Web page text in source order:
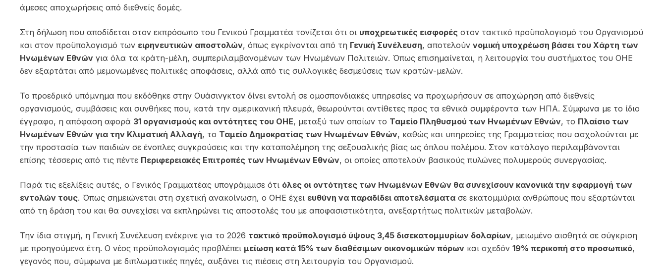
άμεσες αποχωρήσεις από διεθνείς δομές.
Στη δήλωση που αποδίδεται στον εκπρόσωπο του Γενικού Γραμματέα τονίζεται ότι οι υποχρεωτικές εισφορές στον τακτικό προϋπολογισμό του Οργανισμού
και στον προϋπολογισμό των ειρηνευτικών αποστολών, όπως εγκρίνονται από τη Γενική Συνέλευση, αποτελούν νομική υποχρέωση βάσει του Χάρτη των
Ηνωμένων Εθνών για όλα τα κράτη-μέλη, συμπεριλαμβανομένων των Ηνωμένων Πολιτειών. Όπως επισημαίνεται, η λειτουργία του συστήματος του ΟΗΕ
δεν εξαρτάται από μεμονωμένες πολιτικές αποφάσεις, αλλά από τις συλλογικές δεσμεύσεις των κρατών-μελών.
Το προεδρικό υπόμνημα που εκδόθηκε στην Ουάσινγκτον δίνει εντολή σε ομοσπονδιακές υπηρεσίες να προχωρήσουν σε αποχώρηση από διεθνείς
οργανισμούς, συμβάσεις και συνθήκες που, κατά την αμερικανική πλευρά, θεωρούνται αντίθετες προς τα εθνικά συμφέροντα των ΗΠΑ. Σύμφωνα με το ίδιο
έγγραφο, η απόφαση αφορά 31 οργανισμούς και οντότητες του ΟΗΕ, μεταξύ των οποίων το Ταμείο Πληθυσμού των Ηνωμένων Εθνών, το Πλαίσιο των
Ηνωμένων Εθνών για την Κλιματική Αλλαγή, το Ταμείο Δημοκρατίας των Ηνωμένων Εθνών, καθώς και υπηρεσίες της Γραμματείας που ασχολούνται με
την προστασία των παιδιών σε ένοπλες συγκρούσεις και την καταπολέμηση της σεξουαλικής βίας ως όπλου πολέμου. Στον κατάλογο περιλαμβάνονται
επίσης τέσσερις από τις πέντε Περιφερειακές Επιτροπές των Ηνωμένων Εθνών, οι οποίες αποτελούν βασικούς πυλώνες πολυμερούς συνεργασίας.
Παρά τις εξελίξεις αυτές, ο Γενικός Γραμματέας υπογράμμισε ότι όλες οι οντότητες των Ηνωμένων Εθνών θα συνεχίσουν κανονικά την εφαρμογή των
εντολών τους. Όπως σημειώνεται στη σχετική ανακοίνωση, ο ΟΗΕ έχει ευθύνη να παραδίδει αποτελέσματα σε εκατομμύρια ανθρώπους που εξαρτώνται
από τη δράση του και θα συνεχίσει να εκπληρώνει τις αποστολές του με αποφασιστικότητα, ανεξαρτήτως πολιτικών μεταβολών.
Την ίδια στιγμή, η Γενική Συνέλευση ενέκρινε για το 2026 τακτικό προϋπολογισμό ύψους 3,45 δισεκατομμυρίων δολαρίων, μειωμένο αισθητά σε σύγκριση
με προηγούμενα έτη. Ο νέος προϋπολογισμός προβλέπει μείωση κατά 15% των διαθέσιμων οικονομικών πόρων και σχεδόν 19% περικοπή στο προσωπικό,
γεγονός που, σύμφωνα με διπλωματικές πηγές, αυξάνει τις πιέσεις στη λειτουργία του Οργανισμού.